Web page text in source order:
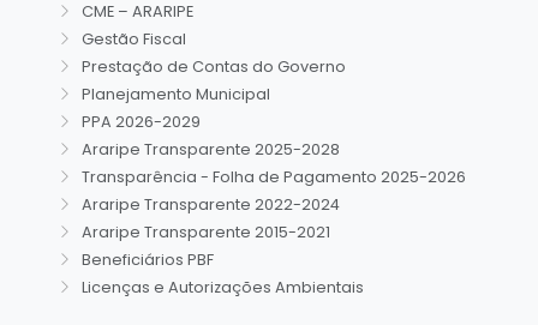
CME – ARARIPE
Gestão Fiscal
Prestação de Contas do Governo
Planejamento Municipal
PPA 2026-2029
Araripe Transparente 2025-2028
Transparência - Folha de Pagamento 2025-2026
Araripe Transparente 2022-2024
Araripe Transparente 2015-2021
Beneficiários PBF
Licenças e Autorizações Ambientais